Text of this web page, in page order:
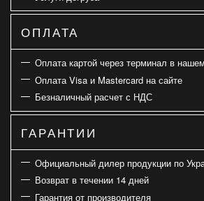
ОПЛАТА
Оплата картой через терминал в
Оплата Visa и Mastercard на сайте
Безналичный расчет с НДС
ГАРАНТИИ
Официальный дилер продукции по
Возврат в течении 14 дней
Гарантия от производителя